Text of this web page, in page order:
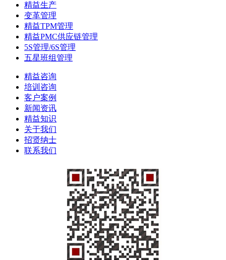
精益生产
变革管理
精益TPM管理
精益PMC供应链管理
5S管理/6S管理
五星班组管理
精益咨询
培训咨询
客户案例
新闻资讯
精益知识
关于我们
招贤纳士
联系我们